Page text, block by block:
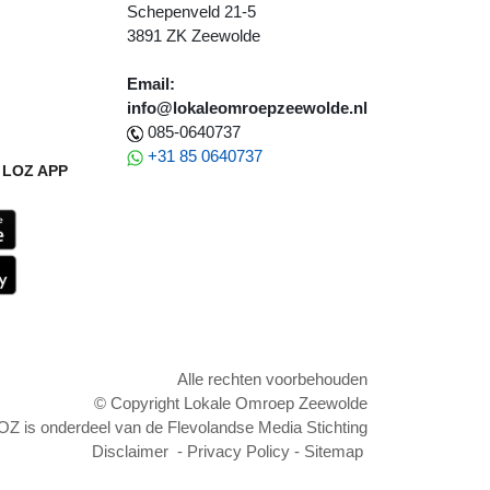
APP
Schepenveld 21-5
3891 ZK Zeewolde
Email:
info@lokaleomroepzeewolde.nl
085-0640737
+31 85 0640737
Alle rechten voorbehouden
© Copyright Lokale Omroep Zeewolde
is onderdeel van de Flevolandse Media Stichting
Disclaimer - Privacy Policy - Sitemap